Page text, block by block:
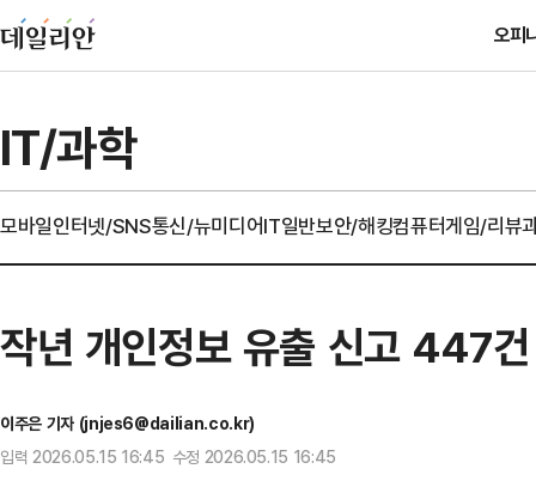
오피
IT/과학
모바일인터넷/SNS통신/뉴미디어IT일반보안/해킹컴퓨터게임/리뷰
작년 개인정보 유출 신고 447
이주은 기자 (jnjes6@dailian.co.kr)
입력 2026.05.15 16:45 수정 2026.05.15 16:45